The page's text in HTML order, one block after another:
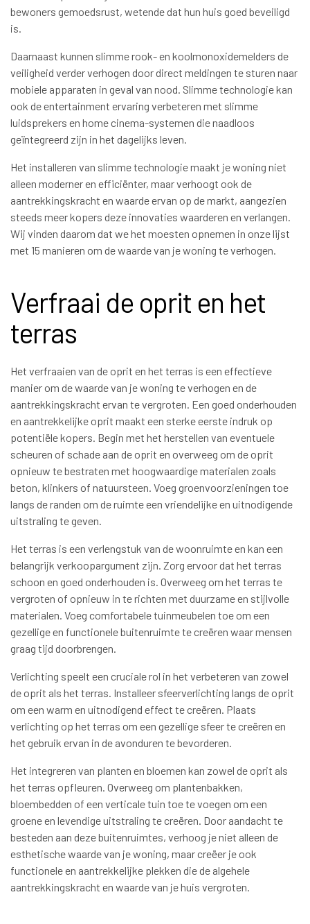
bewoners gemoedsrust, wetende dat hun huis goed beveiligd
is.
Daarnaast kunnen slimme rook- en koolmonoxidemelders de
veiligheid verder verhogen door direct meldingen te sturen naar
mobiele apparaten in geval van nood. Slimme technologie kan
ook de entertainment ervaring verbeteren met slimme
luidsprekers en home cinema-systemen die naadloos
geïntegreerd zijn in het dagelijks leven.
Het installeren van slimme technologie maakt je woning niet
alleen moderner en efficiënter, maar verhoogt ook de
aantrekkingskracht en waarde ervan op de markt, aangezien
steeds meer kopers deze innovaties waarderen en verlangen.
Wij vinden daarom dat we het moesten opnemen in onze lijst
met 15 manieren om de waarde van je woning te verhogen.
Verfraai de oprit en het
terras
Het verfraaien van de oprit en het terras is een effectieve
manier om de waarde van je woning te verhogen en de
aantrekkingskracht ervan te vergroten. Een goed onderhouden
en aantrekkelijke oprit maakt een sterke eerste indruk op
potentiële kopers. Begin met het herstellen van eventuele
scheuren of schade aan de oprit en overweeg om de oprit
opnieuw te bestraten met hoogwaardige materialen zoals
beton, klinkers of natuursteen. Voeg groenvoorzieningen toe
langs de randen om de ruimte een vriendelijke en uitnodigende
uitstraling te geven.
Het terras is een verlengstuk van de woonruimte en kan een
belangrijk verkoopargument zijn. Zorg ervoor dat het terras
schoon en goed onderhouden is. Overweeg om het terras te
vergroten of opnieuw in te richten met duurzame en stijlvolle
materialen. Voeg comfortabele tuinmeubelen toe om een
gezellige en functionele buitenruimte te creëren waar mensen
graag tijd doorbrengen.
Verlichting speelt een cruciale rol in het verbeteren van zowel
de oprit als het terras. Installeer sfeerverlichting langs de oprit
om een warm en uitnodigend effect te creëren. Plaats
verlichting op het terras om een gezellige sfeer te creëren en
het gebruik ervan in de avonduren te bevorderen.
Het integreren van planten en bloemen kan zowel de oprit als
het terras opfleuren. Overweeg om plantenbakken,
bloembedden of een verticale tuin toe te voegen om een
groene en levendige uitstraling te creëren. Door aandacht te
besteden aan deze buitenruimtes, verhoog je niet alleen de
esthetische waarde van je woning, maar creëer je ook
functionele en aantrekkelijke plekken die de algehele
aantrekkingskracht en waarde van je huis vergroten.